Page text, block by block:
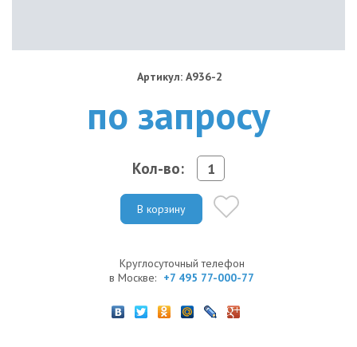
Артикул: A936-2
по запросу
Кол-во:
В корзину
Круглосуточный телефон
в Москве: +7 495 77-000-77